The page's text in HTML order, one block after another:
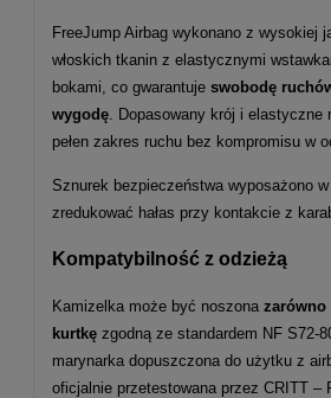
FreeJump Airbag wykonano z wysokiej
włoskich tkanin z elastycznymi
bokami, co gwarantuje swobodę
wygodę . Dopasowany krój i elastyczne
pełen zakres ruchu bez kompromisu w
Sznurek bezpieczeństwa wyposażono
zredukować hałas przy kontakcie z
Kompatybilność z odzieżą
Kamizelka może być noszona zarówno
kurtkę zgodną ze standardem NF S72-
marynarka dopuszczona do użytku z
oficjalnie przetestowana przez CRITT –